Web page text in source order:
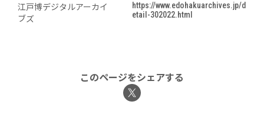
江戸博デジタルアーカイ
ブズ
https://www.edohakuarchives.jp/d
etail-302022.html
このページをシェアする